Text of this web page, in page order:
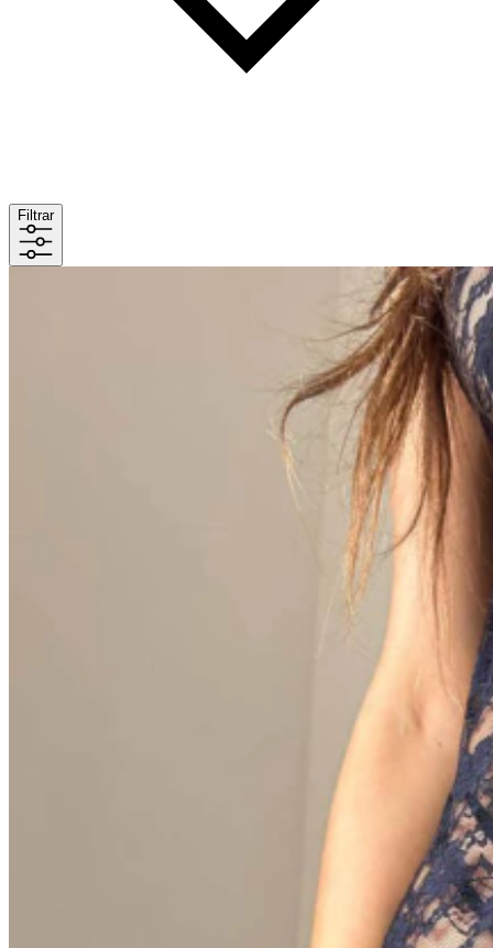
Filtrar